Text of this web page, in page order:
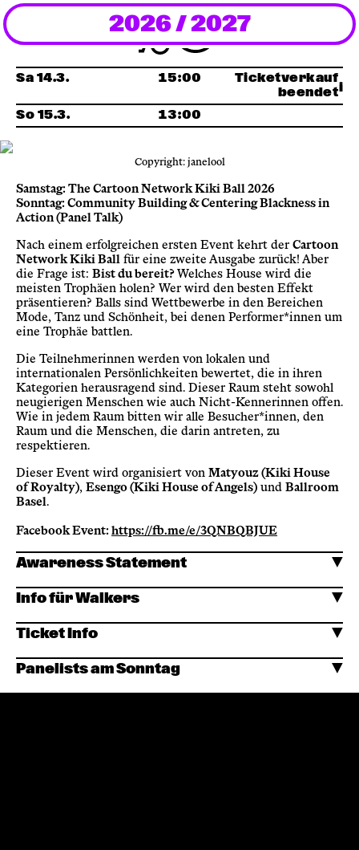
Newsletter
KaBar/ZischBar
Über uns
Residenzen
Mitmachen
Service
Archiv
2026 / 2027
Sa 14.3. 15:00
Ticketverkauf
beendet
So 15.3.
13:00
Copyright: janelool
Samstag: The Cartoon Network Kiki Ball 2026
Sonntag: Community Building & Centering Blackness in
Action (Panel Talk)
Nach einem erfolgreichen ersten Event kehrt der Cartoon
Network Kiki Ball für eine zweite Ausgabe zurück! Aber
die Frage ist: Bist du bereit? Welches House wird die
meisten Trophäen holen? Wer wird den besten Effekt
präsentieren? Balls sind Wettbewerbe in den Bereichen
Mode, Tanz und Schönheit, bei denen Performer*innen um
eine Trophäe battlen.
Die Teilnehmerinnen werden von lokalen und
internationalen Persönlichkeiten bewertet, die in ihren
Kategorien herausragend sind. Dieser Raum steht sowohl
neugierigen Menschen wie auch Nicht-Kennerinnen offen.
Wie in jedem Raum bitten wir alle Besucher*innen, den
Raum und die Menschen, die darin antreten, zu
respektieren.
Dieser Event wird organisiert von Matyouz (Kiki House
of Royalty), Esengo (Kiki House of Angels) und Ballroom
Basel.
Facebook Event:https://fb.me/e/3QNBQBJUE
Awareness Statement
Info für Walkers
Ticket Info
Panelists am Sonntag